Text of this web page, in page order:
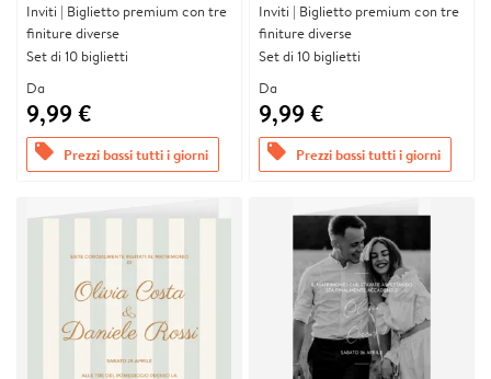
Inviti | Biglietto premium con tre
finiture diverse
Set di 10 biglietti
Da
9,99 €
offers Prezzi bassi tutti i giorni
Inviti | Biglietto premium con tre
finiture diverse
Set di 10 biglietti
Da
9,99 €
offers Prezzi bassi tutti i giorni